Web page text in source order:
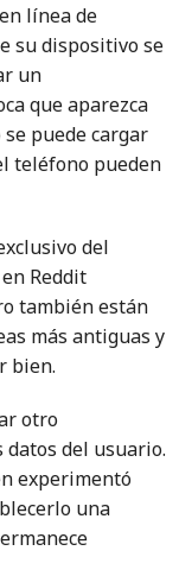
línea de
su dispositivo se
un
que aparezca
puede cargar
teléfono pueden
del
Reddit
también están
más antiguas y
bien.
otro
del usuario.
experimentó
una